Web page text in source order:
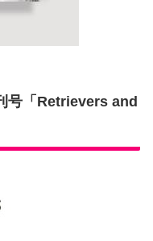
号「Retrievers and